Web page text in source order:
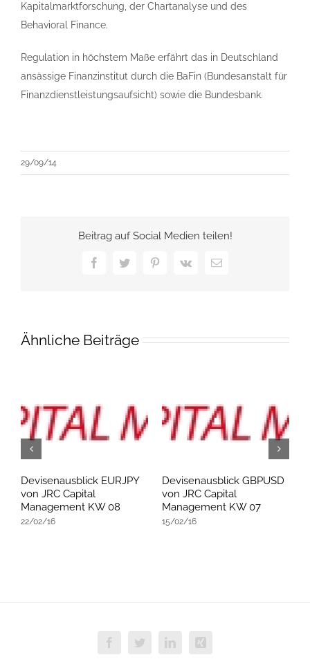
Kapitalmarktforschung, der Chartanalyse und des
Behavioral Finance.
Regulation in höchstem Maße erfährt das in Deutschland
ansässige Finanzinstitut durch die BaFin (Bundesanstalt für
Finanzdienstleistungsaufsicht) sowie die Bundesbank.
29/09/14
Beitrag auf Social Medien teilen!
FacebookTwitterPinterest
Vk
E-
Ähnliche Beiträge
Devisenausblick EURJPY
von JRC Capital
Management KW 08
22/02/16
Devisenausblick GBPUSD
von JRC Capital
Management KW 07
15/02/16
FacebookTwitterLinkedInXing